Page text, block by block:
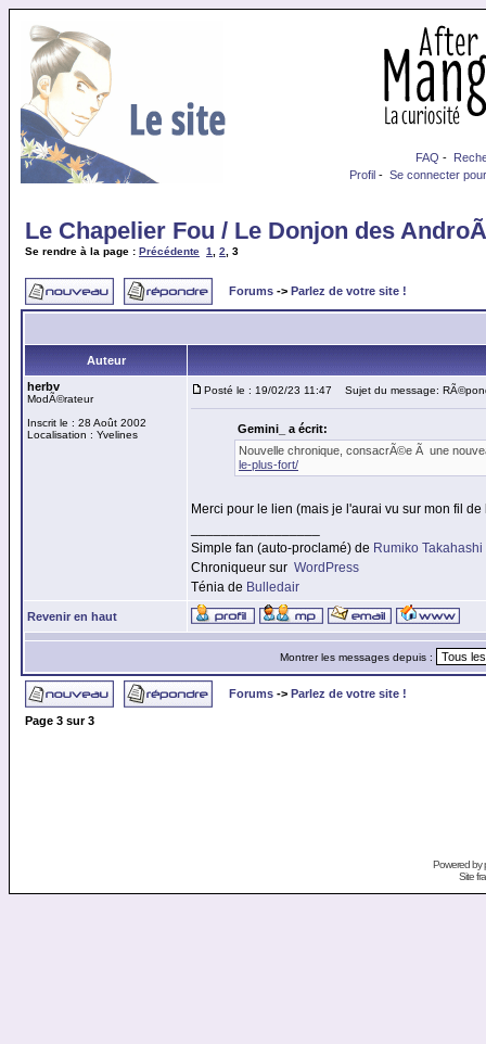
FAQ -
Profil - Se connecter
Le Chapelier Fou / Le Donjon des
Se rendre à la page : Précédente 1 2 3
Forums -> Parlez de votre site !
Auteur
herbv
ModÃ©rateur
Inscrit le : 28 Août 2002
Localisation : Yvelines
Posté le : 19/02/23 11:47 Sujet du message:
Gemini_ a écrit:
Nouvelle chronique, consacrÃ©e Ã une
le-plus-fort/
Merci pour le lien (mais je l'aurai vu sur mon fil
Simple fan (auto-proclamé) de Rumiko Takahashi
Chroniqueur sur WordPress
Ténia de Bulledair
Revenir en haut
Montrer les messages depuis :
Forums -> Parlez de votre site !
Page 3 sur3
Powered by
Site